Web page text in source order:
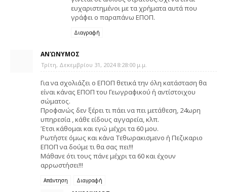
ευχαριστημένοι με τα χρήματα αυτά που
γράφει ο παραπάνω ΕΠΟΠ.
Διαγραφή
ΑΝΏΝΥΜΟΣ
Τρίτη, Δεκεμβρίου 31, 2024 8:28:00 μ.μ.
Για να σχολιάζει ο ΕΠΟΠ θετικά την όλη κατάσταση θα
είναι κάνας ΕΠΟΠ του Γεωγραφικού ή αντίστοιχου
σώματος.
Προφανώς δεν ξέρει τι πάει να πει μετάθεση, 24ωρη
υπηρεσία , κάθε είδους αγγαρεία, κλπ.
Έτσι κάθομαι και εγώ μέχρι τα 60 μου.
Ρωτήστε όμως και κάνα Τεθωρακισμενο ή Πεζικαριο
ΕΠΟΠ να δούμε τι θα σας πει!!!
Μάθανε ότι τους πάνε μέχρι τα 60 και έχουν
αρρωστήσει!!!
Απάντηση Διαγραφή